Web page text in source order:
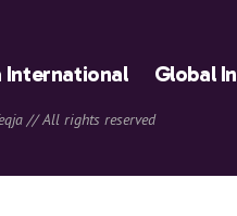
International Global
// All rights reserved